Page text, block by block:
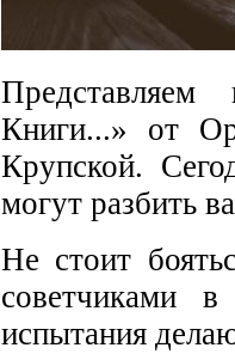
Книги...» от
Крупской.
могут разбить
Не стоит
советчиками
испытания